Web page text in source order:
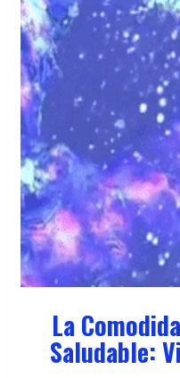
La
Saludable: